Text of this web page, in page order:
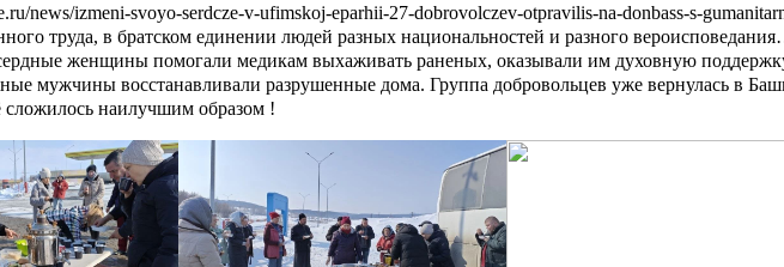
news/izmeni-svoyo-serdcze-v-ufimskoj-eparhii-27-dobrovolczev-otpravilis-na-donbass-s-
труда, в братском единении людей разных национальностей и разного
женщины помогали медикам выхаживать раненых, оказывали им духовную
мужчины восстанавливали разрушенные дома. Группа добровольцев уже вернулась в
сложилось наилучшим образом !